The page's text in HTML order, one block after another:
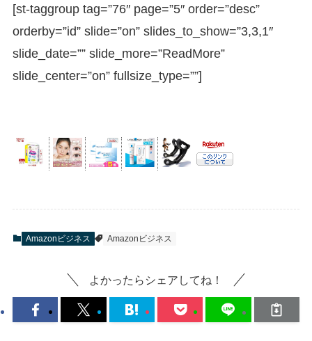
[st-taggroup tag=”76″ page=”5″ order=”desc”
orderby=”id” slide=”on” slides_to_show=”3,3,1″
slide_date=”” slide_more=”ReadMore”
slide_center=”on” fullsize_type=””]
Amazonビジネス Amazonビジネス
よかったらシェアしてね！